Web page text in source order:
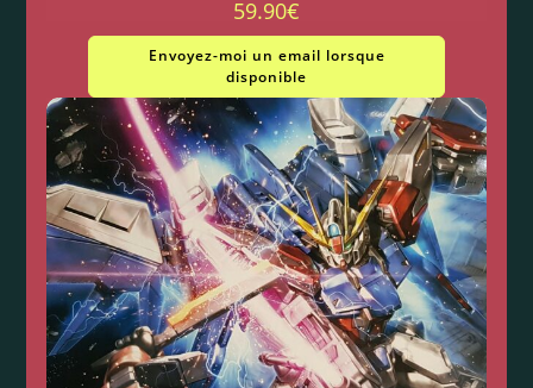
59.90€
Envoyez-moi un email lorsque
disponible